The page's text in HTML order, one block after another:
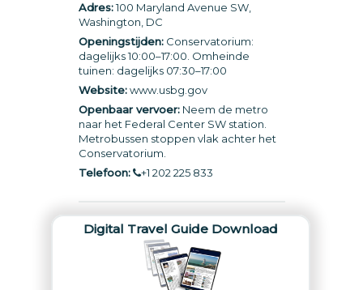
Adres:100 Maryland Avenue SW,
Washington, DC
Openingstijden:Conservatorium:
dagelijks 10:00–17:00. Omheinde
tuinen: dagelijks 07:30–17:00
Website: www.usbg.gov
Openbaar vervoer:Neem de metro
naar het Federal Center SW station.
Metrobussen stoppen vlak achter het
Conservatorium.
Telefoon:
+1 202 225 833
Digital Travel Guide Download